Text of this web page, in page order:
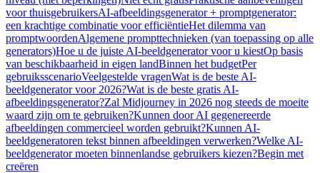
voor thuisgebruikersAI-afbeeldingsgenerator + promptgenerator:
een krachtige combinatie voor efficiëntieHet dilemma van
promptwoordenAlgemene prompttechnieken (van toepassing op alle
generators)Hoe u de juiste AI-beeldgenerator voor u kiestOp basis
van beschikbaarheid in eigen landBinnen het budgetPer
gebruiksscenarioVeelgestelde vragenWat is de beste AI-
beeldgenerator voor 2026?Wat is de beste gratis AI-
afbeeldingsgenerator?Zal Midjourney in 2026 nog steeds de moeite
waard zijn om te gebruiken?Kunnen door AI gegenereerde
afbeeldingen commercieel worden gebruikt?Kunnen AI-
beeldgeneratoren tekst binnen afbeeldingen verwerken?Welke AI-
beeldgenerator moeten binnenlandse gebruikers kiezen?Begin met
creëren